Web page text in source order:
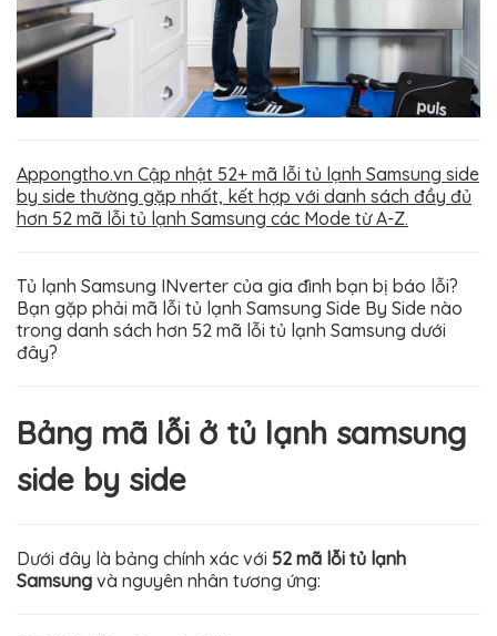
Appongtho.vn Cập nhật 52+ mã lỗi tủ lạnh Samsung side
by side thường gặp nhất, kết hợp với danh sách đầy đủ
hơn 52 mã lỗi tủ lạnh Samsung các Mode từ A-Z.
Tủ lạnh Samsung INverter của gia đình bạn bị báo lỗi?
Bạn gặp phải mã lỗi tủ lạnh Samsung Side By Side nào
trong danh sách hơn 52 mã lỗi tủ lạnh Samsung dưới
đây?
Bảng mã lỗi ở tủ lạnh samsung
side by side
Dưới đây là bảng chính xác với 52 mã lỗi tủ lạnh
Samsung và nguyên nhân tương ứng: